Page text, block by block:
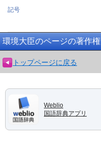
記号
環境大臣のページの著作権
トップページに戻る
Weblio
国語辞典アプリ